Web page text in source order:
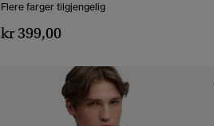
Flere farger tilgjengelig
kr 399,00